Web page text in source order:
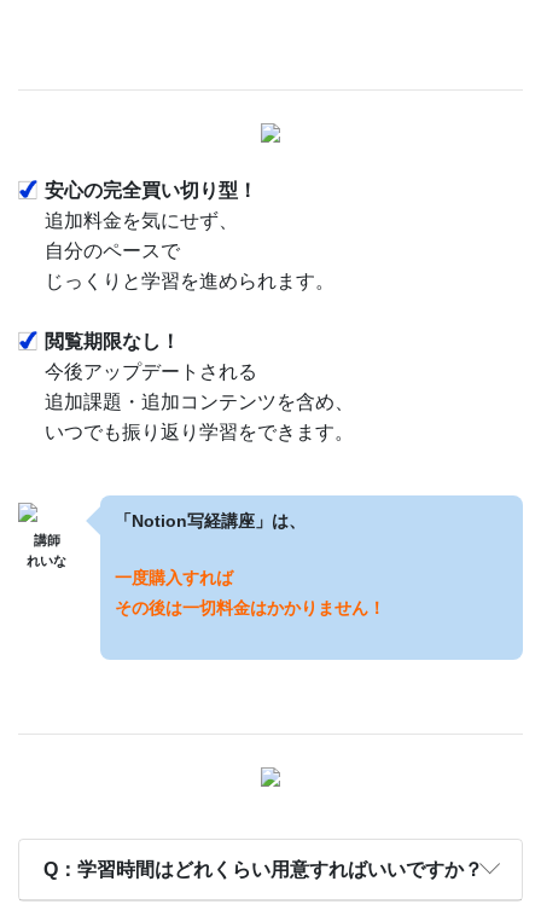
安心の完全買い切り型！
追加料金を気にせず、
自分のペースで
じっくりと学習を進められます。
閲覧期限なし！
今後アップデートされる
追加課題・追加コンテンツを含め、
いつでも振り返り学習をできます。
講師
れいな
「Notion写経講座」は、
一度購入すれば
その後は一切料金はかかりません！
Q：学習時間はどれくらい用意すればいいですか？